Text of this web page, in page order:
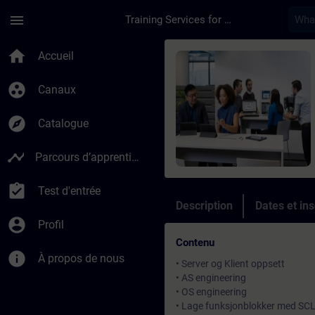
menu Training Services for Digital Industries
home Accueil
group_work Canaux
explore Catalogue
timeline Parcours d’apprentissage
assignment_turned_in Test d'entrée
account_circle Profil
info À propos de nous
Cours - SIMATIC
Description Dates et
Contenu
• Server og Klient oppsett
• AS engineering
• OS engineering
• Lage funksjonblokker med SCL